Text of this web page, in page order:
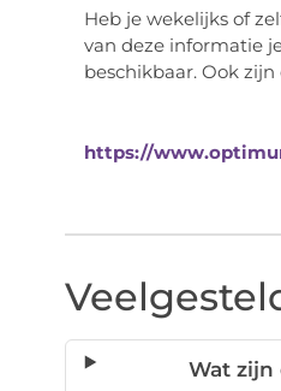
Heb je wekelijks of
van deze informatie
beschikbaar. Ook
https://
Wat